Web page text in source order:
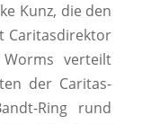
Kunz, die den
Caritasdirektor
verteilt
der Caritas-
Ring rund